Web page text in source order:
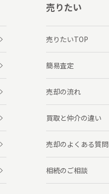
売りたい
売りたいTOP
簡易査定
売却の流れ
買取と仲介の違い
売却のよくある質問
相続のご相談